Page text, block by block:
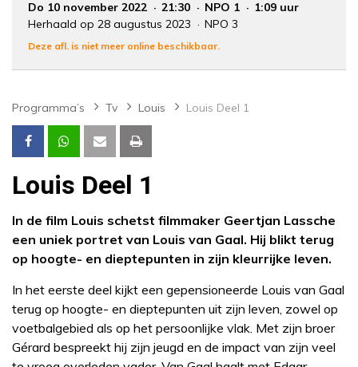
Do 10 november 2022
21:30 NPO 1
1:09 uur
Herhaald op 28 augustus 2023
NPO 3
Deze afl. is niet meer online beschikbaar.
Programma’s Tv Louis Louis Deel 1
Louis Deel 1
In de film Louis schetst filmmaker Geertjan Lassche
een uniek portret van Louis van Gaal. Hij blikt terug
op hoogte- en dieptepunten in zijn kleurrijke leven.
In het eerste deel kijkt een gepensioneerde Louis van Gaal
terug op hoogte- en dieptepunten uit zijn leven, zowel op
voetbalgebied als op het persoonlijke vlak. Met zijn broer
Gérard bespreekt hij zijn jeugd en de impact van zijn veel